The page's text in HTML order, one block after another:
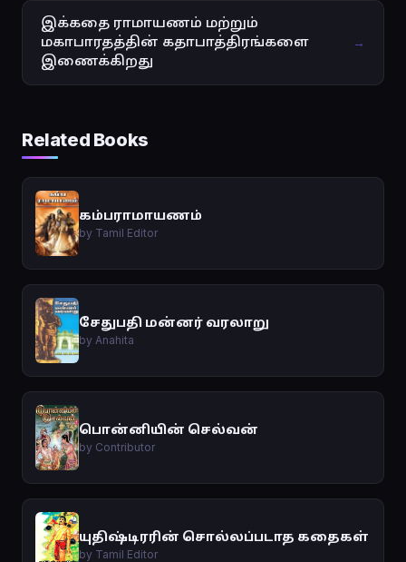
இக்கதை ராமாயணம் மற்றும்
மகாபாரதத்தின் கதாபாத்திரங்களை
இணைக்கிறது
→
Related Books
கம்பராமாயணம்
by Tamil Editor
சேதுபதி மன்னர் வரலாறு
by Anahita
பொன்னியின் செல்வன்
by Contributor
யுதிஷ்டிரரின் சொல்லப்படாத கதைகள்
by Tamil Editor